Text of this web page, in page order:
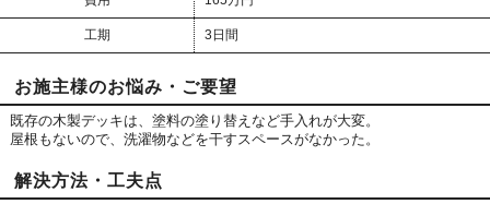
工期 3日間
お施主様のお悩み・ご要望
既存の木製デッキは、塗料の塗り替えなど手入れが大変。
屋根もないので、洗濯物などを干すスペースがなかった。
解決方法・工夫点